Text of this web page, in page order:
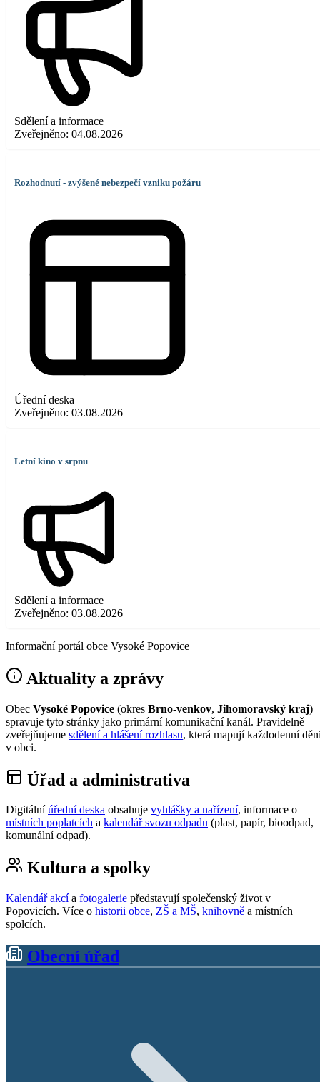
Sdělení a informace
Zveřejněno: 04.08.2026
Rozhodnutí - zvýšené nebezpečí vzniku požáru
Úřední deska
Zveřejněno: 03.08.2026
Letní kino v srpnu
Sdělení a informace
Zveřejněno: 03.08.2026
Informační portál obce Vysoké Popovice
Aktuality a zprávy
Obec Vysoké Popovice (okres Brno-venkov, Jihomoravský kraj)
spravuje tyto stránky jako primární komunikační kanál. Pravidelně
zveřejňujeme sdělení a hlášení rozhlasu, která mapují každodenní
v obci.
Úřad a administrativa
Digitální úřední deska obsahuje vyhlášky a nařízení, informace o
místních poplatcích a kalendář svozu odpadu (plast, papír, bioodpad,
komunální odpad).
Kultura a spolky
Kalendář akcía fotogalerie představují společenský život v
Popovicích. Více o historii obce, ZŠ a MŠ, knihovně a místních
spolcích.
Obecní úřad